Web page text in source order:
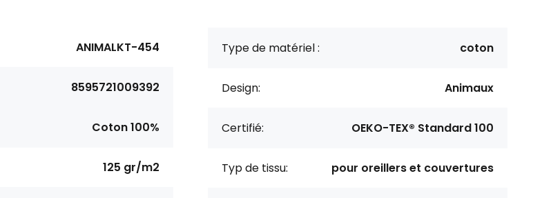
ANIMALKT-454
8595721009392
Coton 100%
125 gr/m2
Type de matériel : coton
Design: Animaux
Certifié: OEKO-TEX® Standard 100
Typ de tissu: pour oreillers et couvertures